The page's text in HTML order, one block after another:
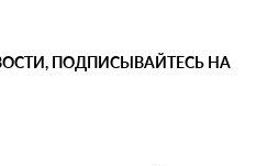
ПОДПИСЫВАЙТЕСЬ НА